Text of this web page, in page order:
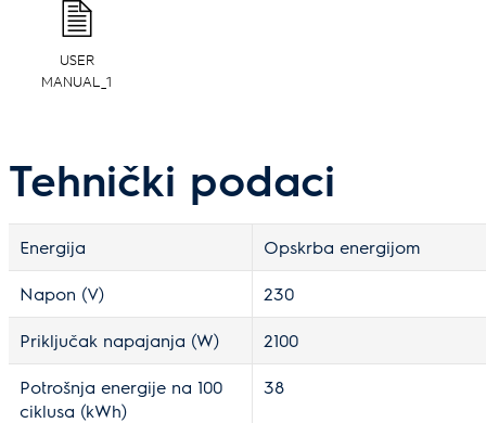
USER
MANUAL_1
Tehnički podaci
Energija Opskrba energijom
Napon (V) 230
Priključak napajanja (W) 2100
Potrošnja energije na 100
ciklusa (kWh)
38